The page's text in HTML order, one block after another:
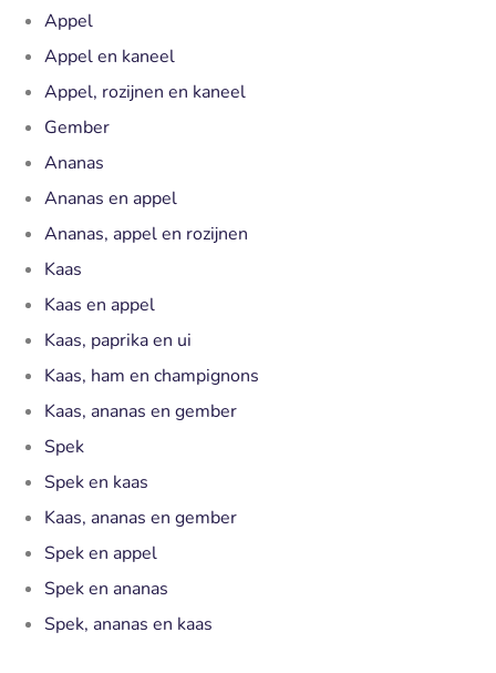
Appel
Appel en kaneel
Appel, rozijnen en kaneel
Gember
Ananas
Ananas en appel
Ananas, appel en rozijnen
Kaas
Kaas en appel
Kaas, paprika en ui
Kaas, ham en champignons
Kaas, ananas en gember
Spek
Spek en kaas
Kaas, ananas en gember
Spek en appel
Spek en ananas
Spek, ananas en kaas